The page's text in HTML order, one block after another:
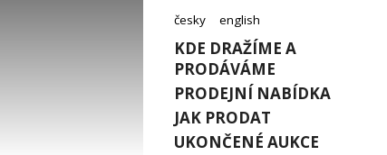
česky english
KDE DRAŽÍME A
PRODÁVÁME
PRODEJNÍ NABÍDKA
JAK PRODAT
UKONČENÉ AUKCE